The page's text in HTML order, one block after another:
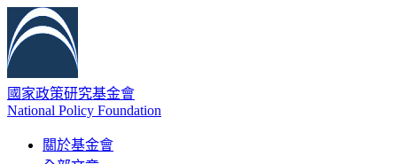
國家政策研究基金會
National Policy Foundation
關於基金會